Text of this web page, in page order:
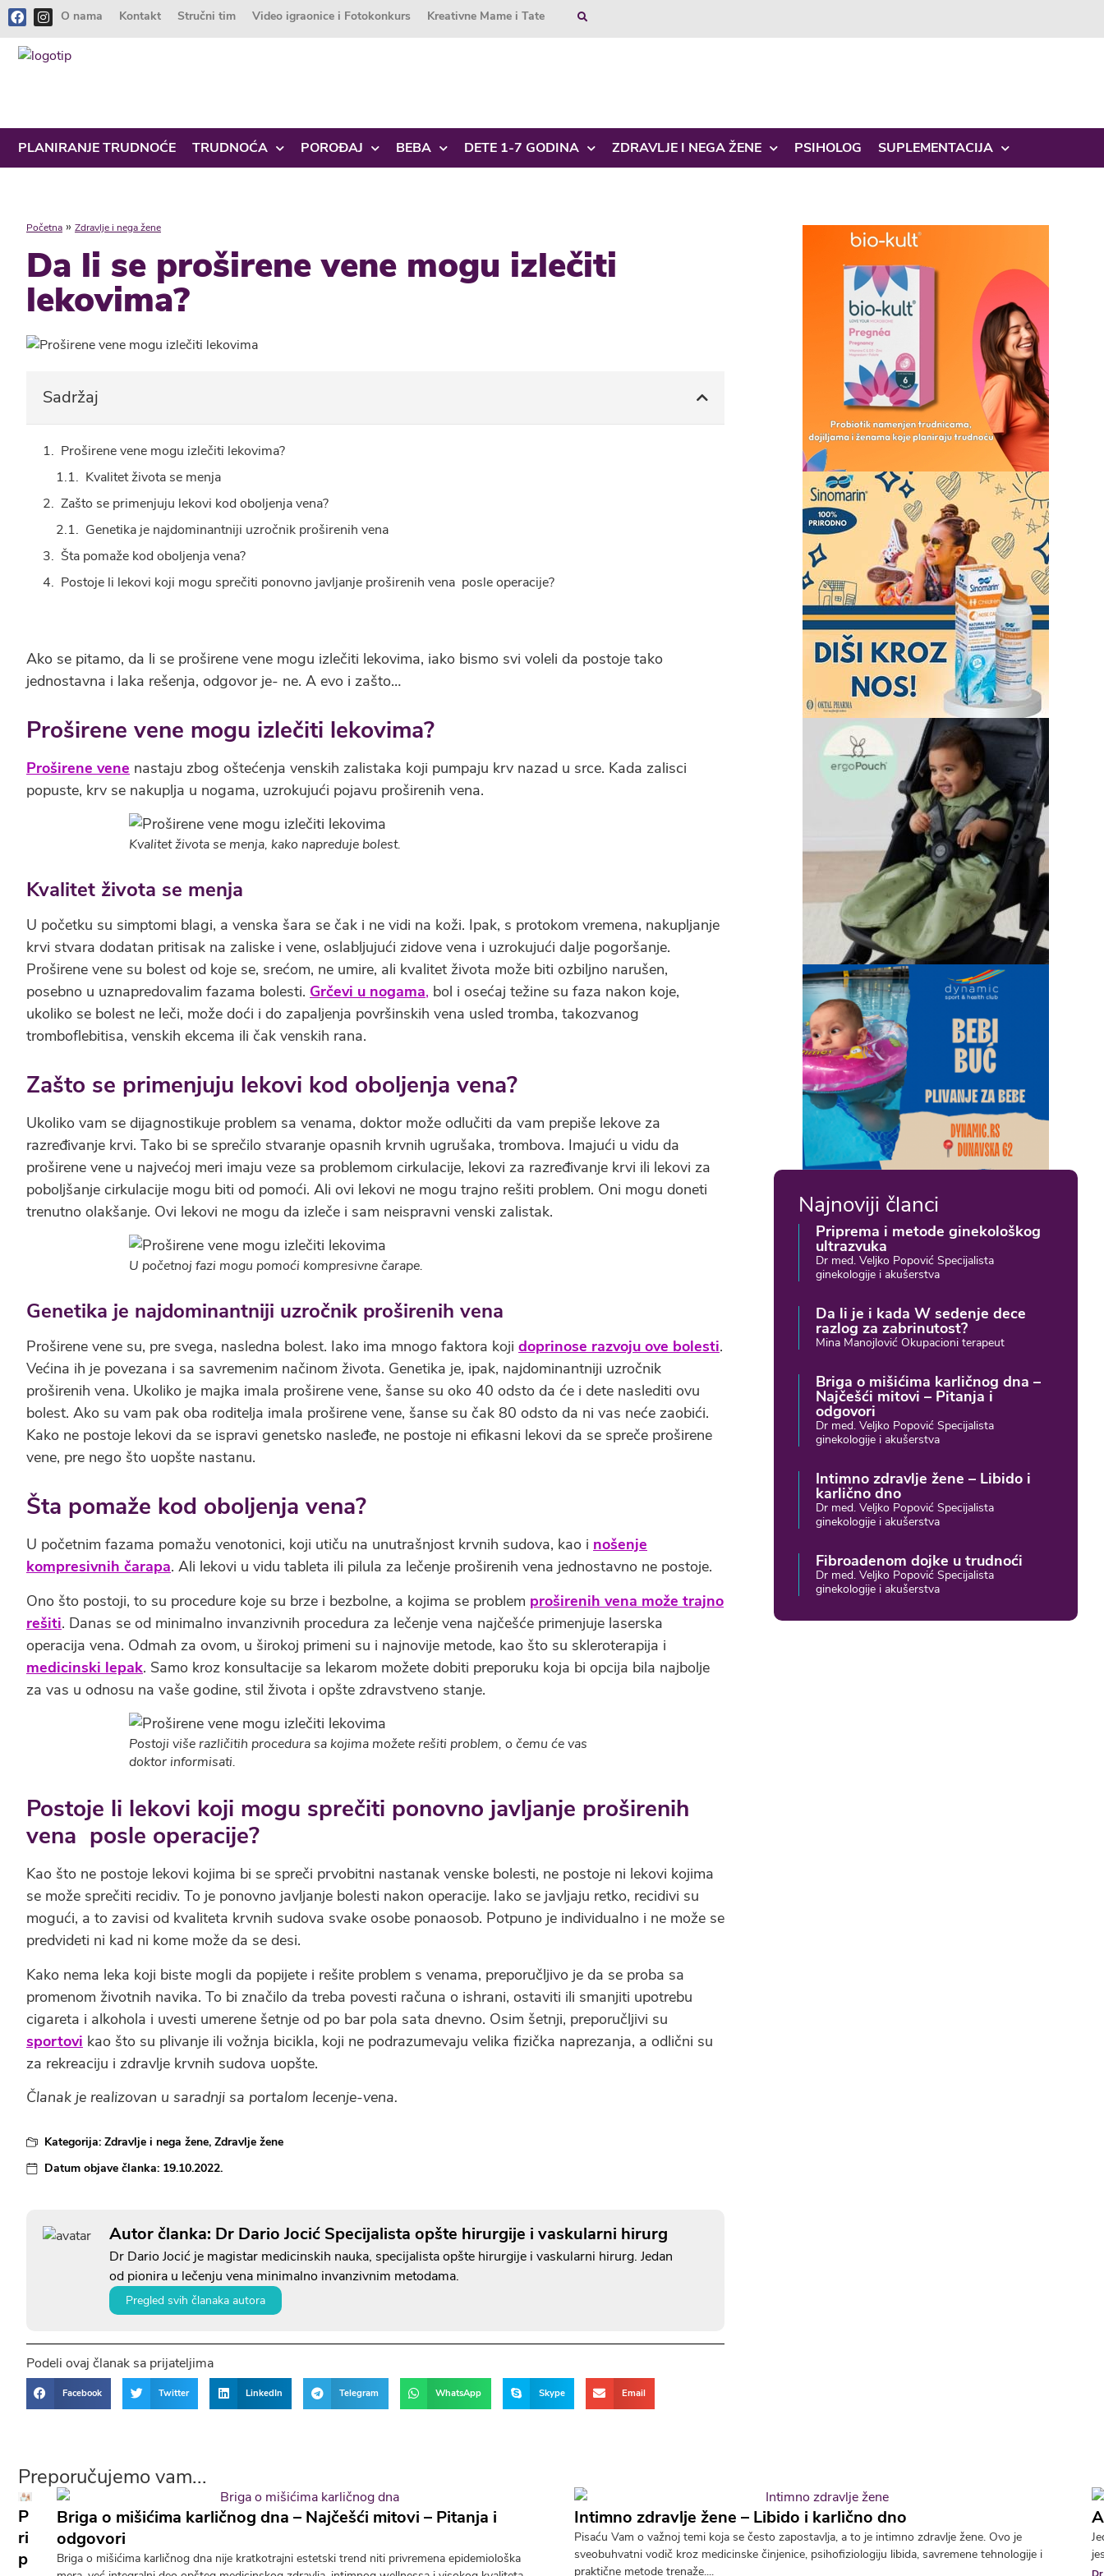
O nama Kontakt Stručni tim Video igraonice i Fotokonkurs Kreativne Mame i Tate
PLANIRANJE TRUDNOĆE TRUDNOĆA POROĐAJ BEBA DETE 1-7 GODINA ZDRAVLJE I NEGA ŽENE PSIHOLOG SUPLEMENTACIJA
Početna » Zdravlje i nega žene
Da li se proširene vene mogu izlečiti
lekovima?
Sadržaj
Proširene vene mogu izlečiti lekovima?
Kvalitet života se menja
Zašto se primenjuju lekovi kod oboljenja vena?
Genetika je najdominantniji uzročnik proširenih vena
Šta pomaže kod oboljenja vena?
Postoje li lekovi koji mogu sprečiti ponovno javljanje proširenih vena posle operacije?
Ako se pitamo, da li se proširene vene mogu izlečiti lekovima, iako bismo svi voleli da postoje tako
jednostavna i laka rešenja, odgovor je- ne. A evo i zašto…
Proširene vene mogu izlečiti lekovima?
Proširene vene nastaju zbog oštećenja venskih zalistaka koji pumpaju krv nazad u srce. Kada zalisci
popuste, krv se nakuplja u nogama, uzrokujući pojavu proširenih vena.
Kvalitet života se menja, kako napreduje bolest.
Kvalitet života se menja
U početku su simptomi blagi, a venska šara se čak i ne vidi na koži. Ipak, s protokom vremena, nakupljanje
krvi stvara dodatan pritisak na zaliske i vene, oslabljujući zidove vena i uzrokujući dalje pogoršanje.
Proširene vene su bolest od koje se, srećom, ne umire, ali kvalitet života može biti ozbiljno narušen,
posebno u uznapredovalim fazama bolesti. Grčevi u nogama, bol i osećaj težine su faza nakon koje,
ukoliko se bolest ne leči, može doći i do zapaljenja površinskih vena usled tromba, takozvanog
tromboflebitisa, venskih ekcema ili čak venskih rana.
Zašto se primenjuju lekovi kod oboljenja vena?
Ukoliko vam se dijagnostikuje problem sa venama, doktor može odlučiti da vam prepiše lekove za
razređivanje krvi. Tako bi se sprečilo stvaranje opasnih krvnih ugrušaka, trombova. Imajući u vidu da
proširene vene u najvećoj meri imaju veze sa problemom cirkulacije, lekovi za razređivanje krvi ili lekovi za
poboljšanje cirkulacije mogu biti od pomoći. Ali ovi lekovi ne mogu trajno rešiti problem. Oni mogu doneti
trenutno olakšanje. Ovi lekovi ne mogu da izleče i sam neispravni venski zalistak.
U početnoj fazi mogu pomoći kompresivne čarape.
Genetika je najdominantniji uzročnik proširenih vena
Proširene vene su, pre svega, nasledna bolest. Iako ima mnogo faktora koji doprinose razvoju ove bolesti.
Većina ih je povezana i sa savremenim načinom života. Genetika je, ipak, najdominantniji uzročnik
proširenih vena. Ukoliko je majka imala proširene vene, šanse su oko 40 odsto da će i dete naslediti ovu
bolest. Ako su vam pak oba roditelja imala proširene vene, šanse su čak 80 odsto da ni vas neće zaobići.
Kako ne postoje lekovi da se ispravi genetsko nasleđe, ne postoje ni efikasni lekovi da se spreče proširene
vene, pre nego što uopšte nastanu.
Šta pomaže kod oboljenja vena?
U početnim fazama pomažu venotonici, koji utiču na unutrašnjost krvnih sudova, kao i nošenje
kompresivnih čarapa. Ali lekovi u vidu tableta ili pilula za lečenje proširenih vena jednostavno ne postoje.
Ono što postoji, to su procedure koje su brze i bezbolne, a kojima se problem proširenih vena može trajno
rešiti. Danas se od minimalno invanzivnih procedura za lečenje vena najčešće primenjuje laserska
operacija vena. Odmah za ovom, u širokoj primeni su i najnovije metode, kao što su skleroterapija i
medicinski lepak. Samo kroz konsultacije sa lekarom možete dobiti preporuku koja bi opcija bila najbolje
za vas u odnosu na vaše godine, stil života i opšte zdravstveno stanje.
Postoji više različitih procedura sa kojima možete rešiti problem, o čemu će vas
doktor informisati.
Postoje li lekovi koji mogu sprečiti ponovno javljanje proširenih
vena posle operacije?
Kao što ne postoje lekovi kojima bi se spreči prvobitni nastanak venske bolesti, ne postoje ni lekovi kojima
se može sprečiti recidiv. To je ponovno javljanje bolesti nakon operacije. Iako se javljaju retko, recidivi su
mogući, a to zavisi od kvaliteta krvnih sudova svake osobe ponaosob. Potpuno je individualno i ne može se
predvideti ni kad ni kome može da se desi.
Kako nema leka koji biste mogli da popijete i rešite problem s venama, preporučljivo je da se proba sa
promenom životnih navika. To bi značilo da treba povesti računa o ishrani, ostaviti ili smanjiti upotrebu
cigareta i alkohola i uvesti umerene šetnje od po bar pola sata dnevno. Osim šetnji, preporučljivi su
sportovi kao što su plivanje ili vožnja bicikla, koji ne podrazumevaju velika fizička naprezanja, a odlični su
za rekreaciju i zdravlje krvnih sudova uopšte.
Članak je realizovan u saradnji sa portalom lecenje-vena.
Kategorija: Zdravlje i nega žene, Zdravlje žene
Datum objave članka: 19.10.2022.
Autor članka: Dr Dario Jocić Specijalista opšte hirurgije i vaskularni hirurg
Dr Dario Jocić je magistar medicinskih nauka, specijalista opšte hirurgije i vaskularni hirurg. Jedan
od pionira u lečenju vena minimalno invanzivnim metodama.
Pregled svih članaka autora
Podeli ovaj članak sa prijateljima
Facebook Twitter LinkedIn Telegram WhatsApp Skype Email
Najnoviji članci
Priprema i metode ginekološkog
ultrazvuka
Dr med. Veljko Popović Specijalista
ginekologije i akušerstva
Da li je i kada W sedenje dece
razlog za zabrinutost?
Mina Manojlović Okupacioni terapeut
Briga o mišićima karličnog dna –
Najčešći mitovi – Pitanja i
odgovori
Dr med. Veljko Popović Specijalista
ginekologije i akušerstva
Intimno zdravlje žene – Libido i
karlično dno
Dr med. Veljko Popović Specijalista
ginekologije i akušerstva
Fibroadenom dojke u trudnoći
Dr med. Veljko Popović Specijalista
ginekologije i akušerstva
Preporučujemo vam...
P
ri
p
Briga o mišićima karličnog dna – Najčešći mitovi – Pitanja i
odgovori
Briga o mišićima karličnog dna nije kratkotrajni estetski trend niti privremena epidemiološka
Intimno zdravlje žene – Libido i karlično dno
Pisaću Vam o važnoj temi koja se često zapostavlja, a to je intimno zdravlje žene. Ovo je
sveobuhvatni vodič kroz medicinske činjenice, psihofiziologiju libida, savremene tehnologije i
praktične metode trenaže....